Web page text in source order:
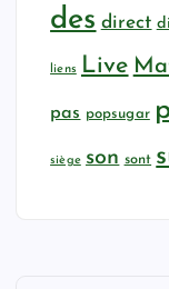
des direct
liens Live
pas popsugar
siège son sont